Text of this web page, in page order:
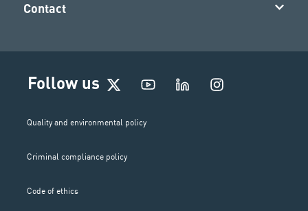
Contact
Follow us
I
n
Quality and environmental policy
Criminal compliance policy
Code of ethics